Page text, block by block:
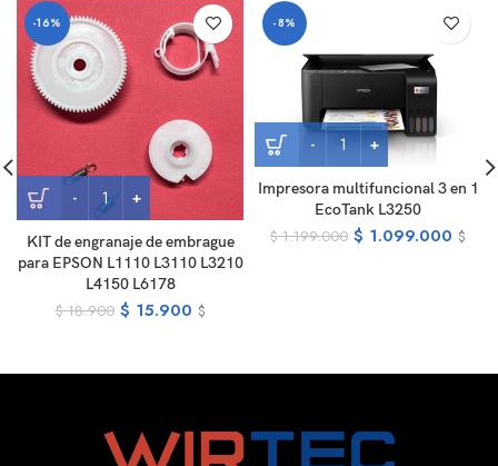
-16%
KIT de engranaje de embrague
para EPSON L1110 L3110 L3210
L4150 L6178
$18.900 $ 15.900 $
-8%
Impresora multifuncional 3 en 1
EcoTank L3250
$1.199.000 $ 1.099.000 $